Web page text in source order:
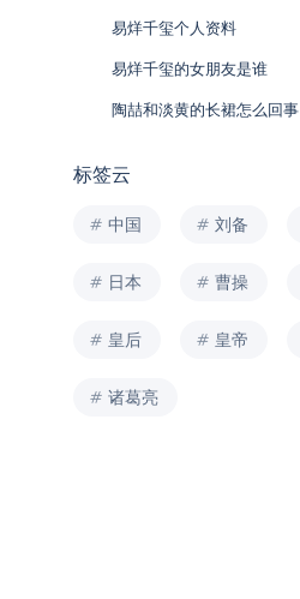
易烊千玺个人资料
易烊千玺的女朋友是谁
陶喆和淡黄的长裙怎么回事
标签云
中国 刘备
日本 曹操
皇后 皇帝
诸葛亮